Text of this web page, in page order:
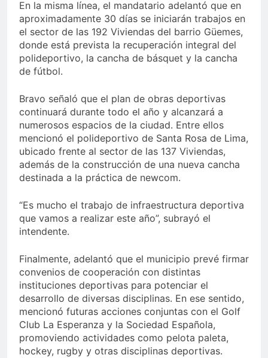
En la misma línea, el mandatario adelantó que en
aproximadamente 30 días se iniciarán trabajos en
el sector de las 192 Viviendas del barrio Güemes,
donde está prevista la recuperación integral del
polideportivo, la cancha de básquet y la cancha
de fútbol.
Bravo señaló que el plan de obras deportivas
continuará durante todo el año y alcanzará a
numerosos espacios de la ciudad. Entre ellos
mencionó el polideportivo de Santa Rosa de Lima,
ubicado frente al sector de las 137 Viviendas,
además de la construcción de una nueva cancha
destinada a la práctica de newcom.
“Es mucho el trabajo de infraestructura deportiva
que vamos a realizar este año”, subrayó el
intendente.
Finalmente, adelantó que el municipio prevé firmar
convenios de cooperación con distintas
instituciones deportivas para potenciar el
desarrollo de diversas disciplinas. En ese sentido,
mencionó futuras acciones conjuntas con el Golf
Club La Esperanza y la Sociedad Española,
promoviendo actividades como pelota paleta,
hockey, rugby y otras disciplinas deportivas.